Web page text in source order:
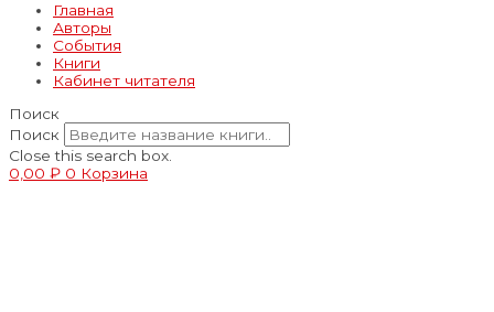
Главная
Авторы
События
Книги
Кабинет читателя
Поиск
Поиск
Close this search box.
0,00 ₽ 0 Корзина